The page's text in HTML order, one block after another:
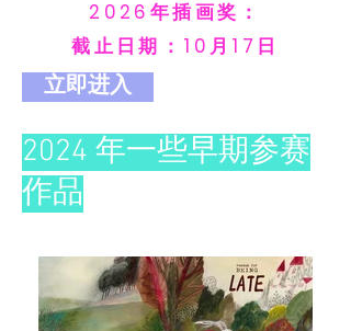
2026年插画奖：
截止日期：10月17日
立即进入
2024 年一些早期参赛
作品